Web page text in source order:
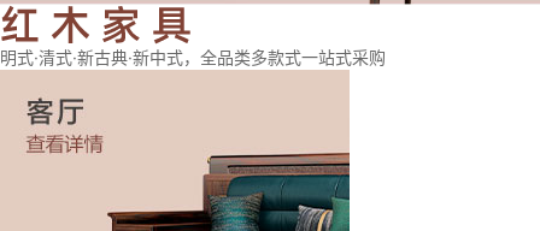
明式·清式·新古典·新中式，全品类多款式一站式采购